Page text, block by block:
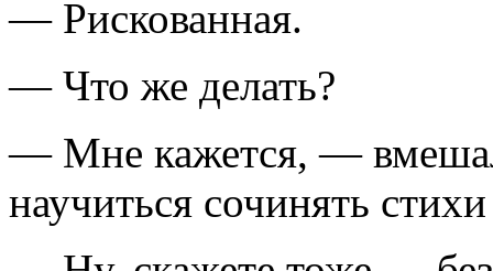
— Рискованная.
— Что же делать?
— Мне кажется, —
научиться сочинять